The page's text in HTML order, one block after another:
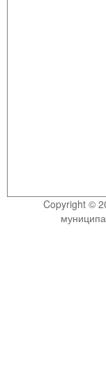
Copyright ©